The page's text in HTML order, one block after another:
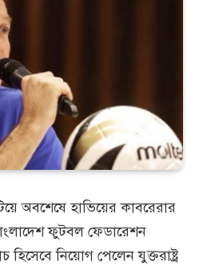
অবশেষে হাভিয়ের কাবরেরার
‍ফুটবল ফেডারেশন
নিয়োগ পেলেন যুক্তরাষ্ট্র